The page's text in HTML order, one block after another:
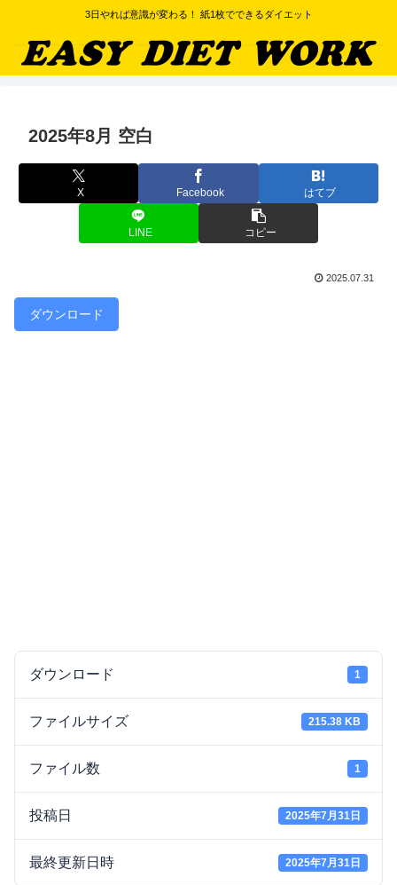
3日やれば意識が変わる！ 紙1枚でできるダイエット
2025年8月 空白
X Facebook はてブ
LINE コピー
2025.07.31
ダウンロード
ダウンロード 1
ファイルサイズ 215.38 KB
ファイル数 1
投稿日 2025年7月31日
最終更新日時 2025年7月31日